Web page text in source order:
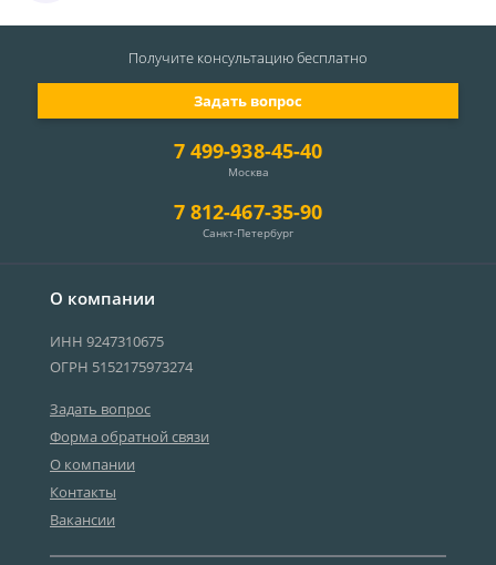
О компании
ИНН 9247310675
ОГРН 5152175973274
Задать вопрос
Форма обратной связи
О компании
Контакты
Вакансии
7 499-938-45-40
Москва
7 812-467-35-90
Санкт-Петербург
Задать вопрос
Получите консультациюбесплатно